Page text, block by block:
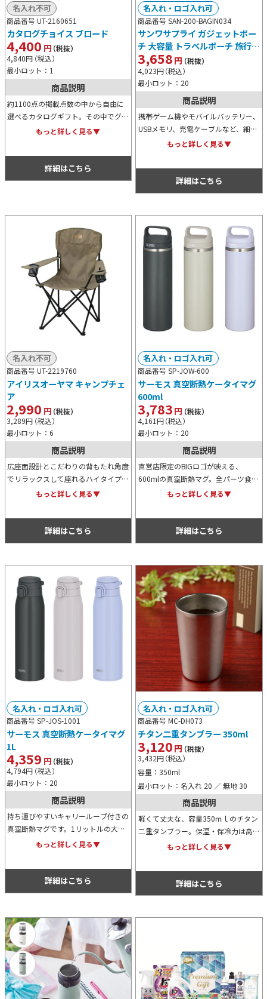
商品番号 UT-2160651
カタログチョイス ブロード
4,400 円（税抜）
4,840円（税込）
最小ロット：1
名入れ不可
商品説明
約1100点の掲載点数の中から自由に
選べるカタログギフト。その中でグル
メも約190点ありますので、見ている
贈答用商品として根強い人気がありま
もっと詳しく見る▼
詳細はこちら
商品番号 SAN-200-BAGIN034
サンワサプライ ガジェットポー
チ 大容量 トラベルポーチ 旅行
ダブルルーム Nintendo
Switch収納対応
3,658円（税抜）
4,023円（税込）
最小ロット：20
名入れ・ロゴ入れ可
商品説明
携帯ゲーム機やモバイルバッテリー、
USBメモリ、充電ケーブルなど、細々
としたモノを纏めて持ち歩きたい場合
出張の多いサラリーマンなどにおすす
もっと詳しく見る▼
詳細はこちら
商品番号 UT-2219760
アイリスオーヤマ キャンプチェ
ア
2,990 円（税抜）
3,289円（税込）
最小ロット：6
名入れ不可
商品説明
広座面設計とこだわりの背もたれ角度
でリラックスして座れるハイタイプの
キャンプチェア。組み立てや収納が簡
ホルダー、キャリーバッグ付きです。
もっと詳しく見る▼
詳細はこちら
商品番号 SP-JOW-600
サーモス 真空断熱ケータイマグ
600ml
3,783円（税抜）
4,161円（税込）
最小ロット：20
名入れ・ロゴ入れ可
商品説明
直営店限定のBIGロゴが映える、
600mlの真空断熱マグ。全パーツ食洗
機対応でお手入れも簡単です。保温・
日常使いに最適なアイテムです。
もっと詳しく見る▼
詳細はこちら
商品番号 SP-JOS-1001
サーモス 真空断熱ケータイマグ
1L
4,359 円（税抜）
4,794円（税込）
最小ロット：20
名入れ・ロゴ入れ可
商品説明
持ち運びやすいキャリーループ付きの
真空断熱マグです。1リットルの大容
量ながら、片手で開閉できるワンタッ
もっと詳しく見る▼
詳細はこちら
商品番号 MC-DH073
チタン二重タンブラー 350ml
3,120円（税抜）
3,432円（税込）
容量：350ml
最小ロット：名入れ 20 ／ 無地 30
名入れ・ロゴ入れ可
商品説明
軽くて丈夫な、容量350ｍｌのチタン
二重タンブラー。保温・保冷力は高い
のに、熱伝導性は低く、熱さが手に伝
もっと詳しく見る▼
詳細はこちら